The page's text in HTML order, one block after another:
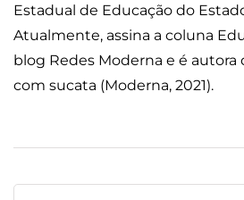
Estadual de Educação do
Atualmente, assina a coluna
blog Redes Moderna e é autora
com sucata (Moderna, 2021).